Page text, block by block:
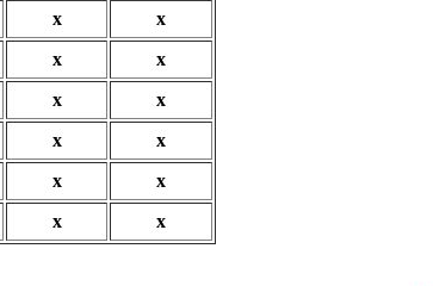
x
x
x
x
x
x
x
x
x
x
x x